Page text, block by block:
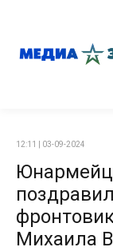
12:11 | 03-09-2024
Михаила